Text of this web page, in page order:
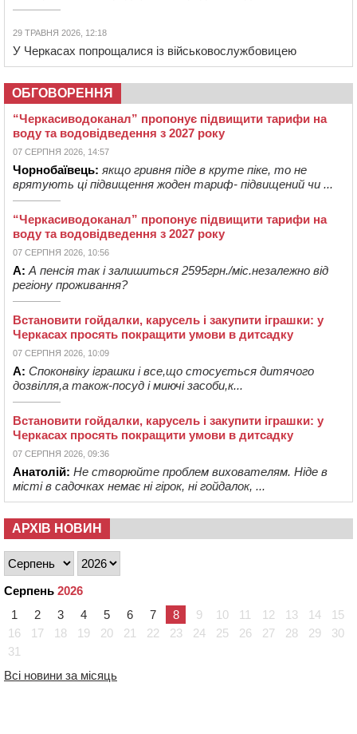
29 ТРАВНЯ 2026, 12:18
У Черкасах попрощалися із військовослужбовицею
ОБГОВОРЕННЯ
“Черкасиводоканал” пропонує підвищити тарифи на
воду та водовідведення з 2027 року
07 СЕРПНЯ 2026, 14:57
Чорнобаївець: якщо гривня піде в круте піке, то не
врятують ці підвищення жоден тариф- підвищений чи ...
“Черкасиводоканал” пропонує підвищити тарифи на
воду та водовідведення з 2027 року
07 СЕРПНЯ 2026, 10:56
А: А пенсія так і залишиться 2595грн./міс.незалежно від
регіону проживання?
Встановити гойдалки, карусель і закупити іграшки: у
Черкасах просять покращити умови в дитсадку
07 СЕРПНЯ 2026, 10:09
А: Споконвіку іграшки і все,що стосується дитячого
дозвілля,а також-посуд і миючі засоби,к...
Встановити гойдалки, карусель і закупити іграшки: у
Черкасах просять покращити умови в дитсадку
07 СЕРПНЯ 2026, 09:36
Анатолій: Не створюйте проблем вихователям. Ніде в
місті в садочках немає ні гірок, ні гойдалок, ...
АРХІВ НОВИН
Серпень 2026
1
2 3 4 5 6 7 8 9 10 11 12 13 14
15
16
17 18 19 20 21 22 23 24 25 26 27 28 29
30
31
Всі новини за місяць